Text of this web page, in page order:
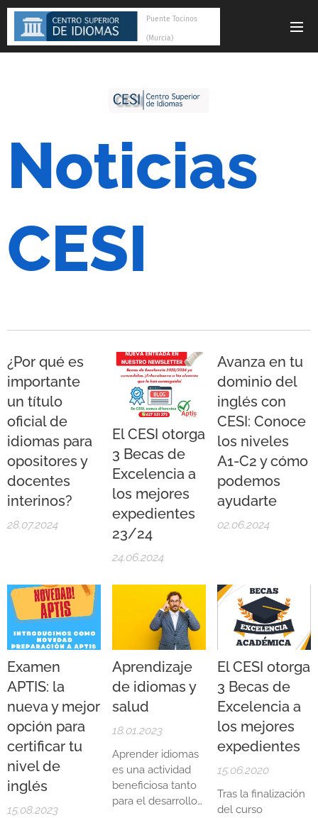
Puente Tocinos
(Murcia)
Noticias
CESI
¿Por qué es
importante
un título
oficial de
idiomas para
opositores y
docentes
interinos?
28.07.2024
El CESI otorga
3 Becas de
Excelencia a
los mejores
expedientes
23/24
24.06.2024
Avanza en tu
dominio del
inglés con
CESI: Conoce
los niveles
A1-C2 y cómo
podemos
ayudarte
02.06.2024
Examen
APTIS: la
nueva y mejor
opción para
certificar tu
nivel de
inglés
15.08.2023
Aprendizaje
de idiomas y
salud
18.01.2023
Aprender idiomas
es una actividad
beneficiosa tanto
para el desarrollo
El CESI otorga
3 Becas de
Excelencia a
los mejores
expedientes
15.06.2020
Tras la finalización
del curso